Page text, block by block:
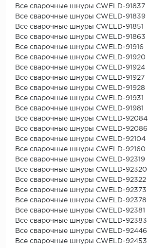
Все сварочные шнуры CWELD-91837
Все сварочные шнуры CWELD-91839
Все сварочные шнуры CWELD-91851
Все сварочные шнуры CWELD-91863
Все сварочные шнуры CWELD-91916
Все сварочные шнуры CWELD-91920
Все сварочные шнуры CWELD-91924
Все сварочные шнуры CWELD-91927
Все сварочные шнуры CWELD-91928
Все сварочные шнуры CWELD-91931
Все сварочные шнуры CWELD-91981
Все сварочные шнуры CWELD-92084
Все сварочные шнуры CWELD-92086
Все сварочные шнуры CWELD-92104
Все сварочные шнуры CWELD-92160
Все сварочные шнуры CWELD-92319
Все сварочные шнуры CWELD-92320
Все сварочные шнуры CWELD-92322
Все сварочные шнуры CWELD-92373
Все сварочные шнуры CWELD-92378
Все сварочные шнуры CWELD-92381
Все сварочные шнуры CWELD-92383
Все сварочные шнуры CWELD-92446
Все сварочные шнуры CWELD-92453